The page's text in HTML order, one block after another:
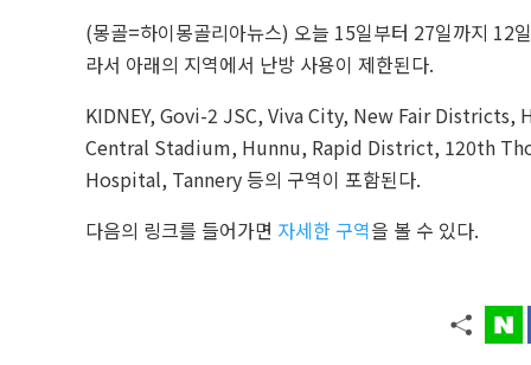
(몽골=하이몽골리아뉴스) 오늘 15일부터 27일까지 12
라서 아래의 지역에서 난방 사용이 제한된다.
KIDNEY, Govi-2 JSC, Viva City, New Fair
Central Stadium, Hunnu, Rapid District, 120th
Hospital, Tannery 등의 구역이 포함된다.
다음의 링크를 들어가면 자세한 구역을 볼 수 있다.